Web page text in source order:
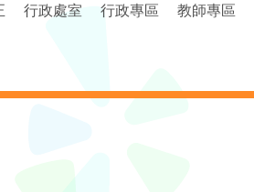
行政處室 行政專區 教師專區